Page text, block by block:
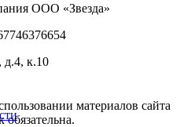
ООО «Звезда»
д.4, к.10
материалов сайта